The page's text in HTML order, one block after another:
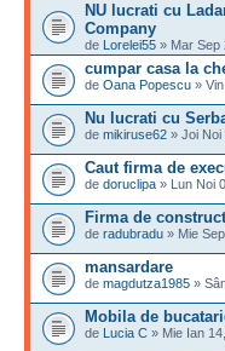
NU lucrati cu
Company
de Lorelei55 » Mar Sep
cumpar casa la
de Oana Popescu »
Nu lucrati cu
de mikiruse62 » Joi Noi
Caut firma de
de doruclipa » Lun Noi
Firma de
de radubradu » Mie
mansardare
de magdutza1985 »
Mobila de
de Lucia C » Mie Ian